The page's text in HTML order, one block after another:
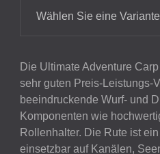
Wählen Sie eine Variante
Die Ultimate Adventure
sehr guten Preis-Leistungs-
beeindruckende Wurf- und
Komponenten wie
Rollenhalter. Die Rute ist
einsetzbar auf Kanälen,